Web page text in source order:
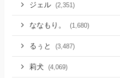
ジェル (2,351)
ななもり。 (1,680)
るぅと (3,487)
莉犬 (4,069)